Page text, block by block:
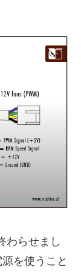
わらせまし
を使うこと